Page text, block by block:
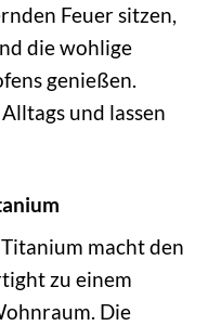
Feuer sitzen,
die wohlige
genießen.
und lassen
macht den
zu einem
Die